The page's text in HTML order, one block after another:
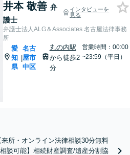
井本 敬善 弁
護士
インタビューを
見る
弁護士法人ALG＆Associates 名古屋法律事務
所
愛
知
県
|
名古
屋市
中区
丸の内駅
から徒歩2
分
営業時間：00:00
~23:59（平日）
来所・オンライン法律相談30分無料
談可能】相続財産調査/遺産分割協